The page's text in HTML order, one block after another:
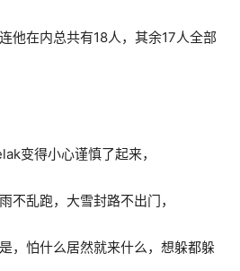
他在内总共有18人，其余17人全部
变得小心谨慎了起来，
不乱跑，大雪封路不出门，
，怕什么居然就来什么，想躲都躲